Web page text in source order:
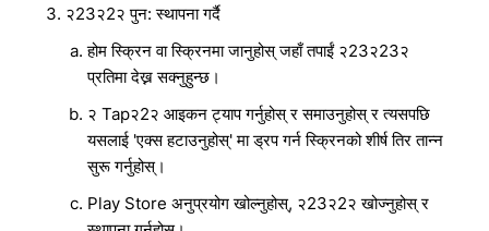
२23२2२ पुन: स्थापना गर्दै
होम स्क्रिन वा स्क्रिनमा जानुहोस् जहाँ तपाईं २23२23२
प्रतिमा देख्न सक्नुहुन्छ।
२ Tap२2२ आइकन ट्याप गर्नुहोस् र समाउनुहोस् र त्यसपछि
यसलाई 'एक्स हटाउनुहोस्' मा ड्रप गर्न स्क्रिनको शीर्ष तिर तान्न
सुरू गर्नुहोस्।
Play Store अनुप्रयोग खोल्नुहोस्, २23२2२ खोज्नुहोस् र